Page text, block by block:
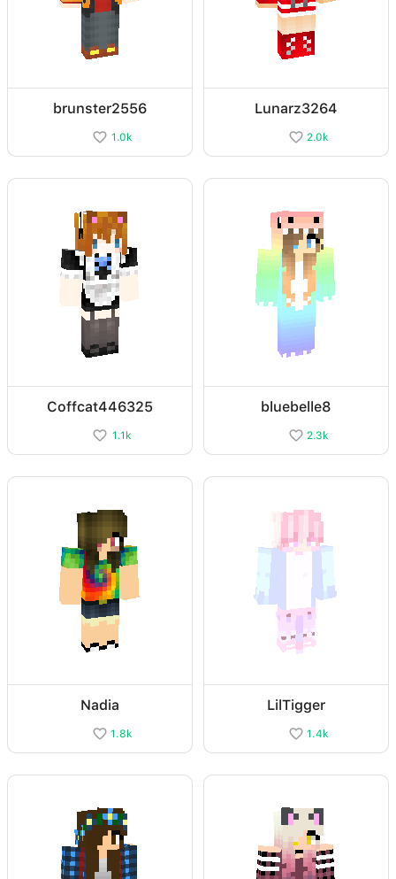
brunster2556
1.0k
Lunarz3264
2.0k
Coffcat446325
1.1k
bluebelle8
2.3k
Nadia
1.8k
LilTigger
1.4k